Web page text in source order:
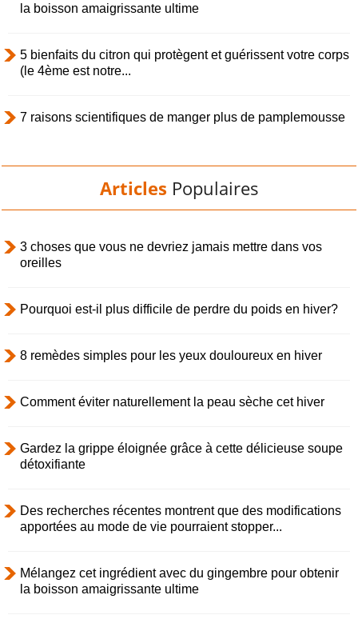
la boisson amaigrissante ultime
5 bienfaits du citron qui protègent et guérissent votre corps
(le 4ème est notre...
7 raisons scientifiques de manger plus de pamplemousse
Articles Populaires
3 choses que vous ne devriez jamais mettre dans vos
oreilles
Pourquoi est-il plus difficile de perdre du poids en hiver?
8 remèdes simples pour les yeux douloureux en hiver
Comment éviter naturellement la peau sèche cet hiver
Gardez la grippe éloignée grâce à cette délicieuse soupe
détoxifiante
Des recherches récentes montrent que des modifications
apportées au mode de vie pourraient stopper...
Mélangez cet ingrédient avec du gingembre pour obtenir
la boisson amaigrissante ultime